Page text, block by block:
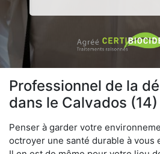
Professionnel de la
dans le Calvados (14)
Penser à garder votre
octroyer une santé durable à vous